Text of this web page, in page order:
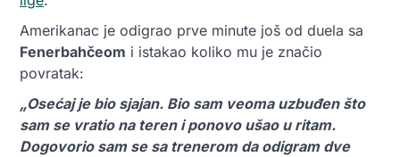
Amerikanac je odigrao prve minute još od duela sa
Fenerbahčeom i istakao koliko mu je značio
povratak:
„Osećaj je bio sjajan. Bio sam veoma uzbuđen što
sam se vratio na teren i ponovo ušao u ritam.
Dogovorio sam se sa trenerom da odigram dve